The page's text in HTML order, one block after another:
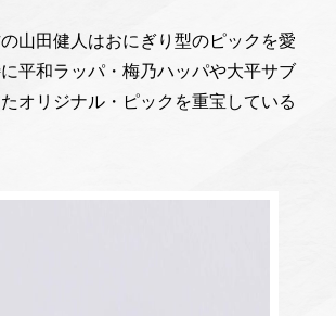
山田健人はおにぎり型のピックを愛
平和ラッパ・梅乃ハッパや大平サブ
オリジナル・ピックを重宝している